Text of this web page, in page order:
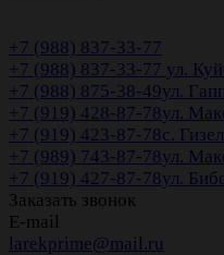
+7 (988) 837-33-77
+7 (988) 837-33-77 ул.
+7 (988) 875-38-49ул.
+7 (919) 428-87-78ул.
+7 (919) 423-87-78с.
+7 (989) 743-87-78ул.
+7 (919) 427-87-78ул.
Заказать звонок
E-mail
larekprime@mail.ru